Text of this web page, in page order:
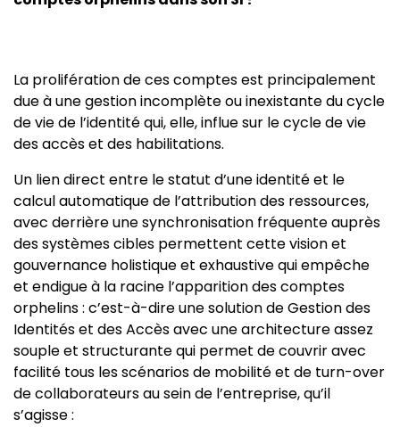
La prolifération de ces comptes est principalement
due à une gestion incomplète ou inexistante du cycle
de vie de l’identité qui, elle, influe sur le cycle de vie
des accès et des habilitations.
Un lien direct entre le statut d’une identité et le
calcul automatique de l’attribution des ressources,
avec derrière une synchronisation fréquente auprès
des systèmes cibles permettent cette vision et
gouvernance holistique et exhaustive qui empêche
et endigue à la racine l’apparition des comptes
orphelins : c’est-à-dire une solution de Gestion des
Identités et des Accès avec une architecture assez
souple et structurante qui permet de couvrir avec
facilité tous les scénarios de mobilité et de turn-over
de collaborateurs au sein de l’entreprise, qu’il
s’agisse :